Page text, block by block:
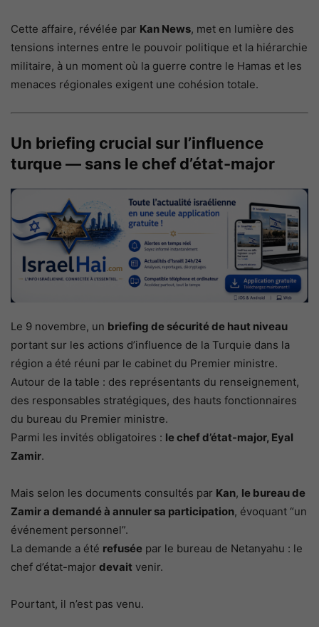
Cette affaire, révélée par Kan News, met en lumière des
tensions internes entre le pouvoir politique et la hiérarchie
militaire, à un moment où la guerre contre le Hamas et les
menaces régionales exigent une cohésion totale.
Un briefing crucial sur l’influence
turque — sans le chef d’état-major
Le 9 novembre, un briefing de sécurité de haut niveau
portant sur les actions d’influence de la Turquie dans la
région a été réuni par le cabinet du Premier ministre.
Autour de la table : des représentants du renseignement,
des responsables stratégiques, des hauts fonctionnaires
du bureau du Premier ministre.
Parmi les invités obligatoires : le chef d’état-major, Eyal
Zamir.
Mais selon les documents consultés par Kan, le bureau de
Zamir a demandé à annuler sa participation, évoquant “un
événement personnel”.
La demande a été refusée par le bureau de Netanyahu : le
chef d’état-major devait venir.
Pourtant, il n’est pas venu.